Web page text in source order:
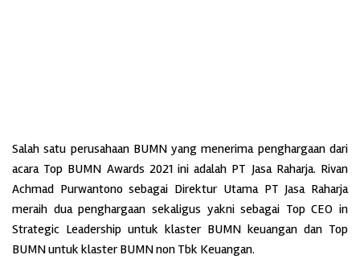
Salah satu perusahaan BUMN yang menerima penghargaan dari
acara Top BUMN Awards 2021 ini adalah PT Jasa Raharja. Rivan
Achmad Purwantono sebagai Direktur Utama PT Jasa Raharja
meraih dua penghargaan sekaligus yakni sebagai Top CEO in
Strategic Leadership untuk klaster BUMN keuangan dan Top
BUMN untuk klaster BUMN non Tbk Keuangan.